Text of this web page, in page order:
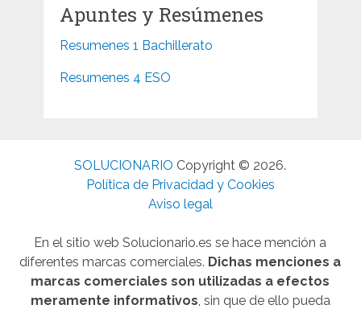
Apuntes y Resúmenes
Resumenes 1 Bachillerato
Resumenes 4 ESO
SOLUCIONARIO Copyright © 2026.
Política de Privacidad y Cookies
Aviso legal
En el sitio web Solucionario.es se hace mención a
diferentes marcas comerciales. Dichas menciones a
marcas comerciales son utilizadas a efectos
meramente informativos , sin que de ello pueda